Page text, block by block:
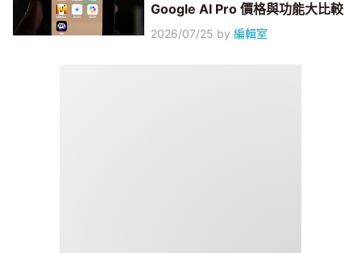
Google AI Pro 價格與功能大比較
2026/07/25 by編輯室